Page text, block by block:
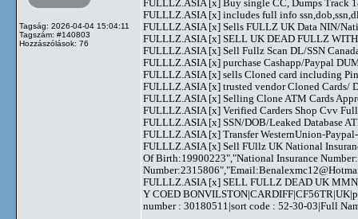
Tagság: 2026-04-04 15:04:11
Tagszám: #140803
Hozzászólások: 76
FULLLZ.ASIA [x] Buy single CC, Dumps Track
FULLLZ.ASIA [x] includes full info
FULLLZ.ASIA [x] Sells FULLZ UK Data NIN/
FULLLZ.ASIA [x] SELL UK DEAD FULLZ
FULLLZ.ASIA [x] Sell Fullz Scan DL/SSN
FULLLZ.ASIA [x] purchase Cashapp/Paypal
FULLLZ.ASIA [x] sells Cloned card including
FULLLZ.ASIA [x] trusted vendor Cloned Cards/
FULLLZ.ASIA [x] Selling Clone ATM Cards
FULLLZ.ASIA [x] Verified Carders Shop Cvv
FULLLZ.ASIA [x] SSN/DOB/Leaked Database
FULLLZ.ASIA [x] Transfer WesternUnion-
FULLLZ.ASIA [x] Sell FUllz UK National
Of Birth:19900223","National Insurance
Number:2315806","Email:
FULLLZ.ASIA [x] SELL FULLZ DEAD UK MMN
Y COED
number : 30180511|sort code : 52-30-03|Full